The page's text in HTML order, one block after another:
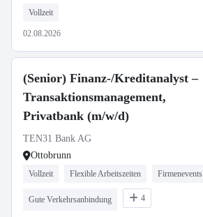
Vollzeit
02.08.2026
(Senior) Finanz-/Kreditanalyst –
Transaktionsmanagement,
Privatbank (m/w/d)
TEN31 Bank AG
Ottobrunn
Vollzeit Flexible Arbeitszeiten Firmenevents
Gute Verkehrsanbindung 4